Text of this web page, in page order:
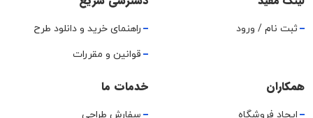
ثبت نام / ورود
راهنمای خرید و دانلود طرح
قوانین و مقررات
همکاران
ایجاد فروشگاه
خدمات ما
سفارش طراحی